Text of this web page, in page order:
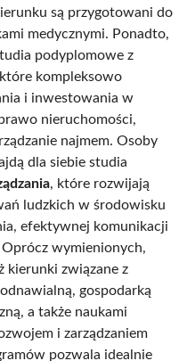
są przygotowani do
medycznymi. Ponadto,
podyplomowe z
kompleksowo
i inwestowania w
nieruchomości,
najmem. Osoby
dla siebie studia
, które rozwijają
ludzkich w środowisku
efektywnej komunikacji
wymienionych,
kierunki związane z
gospodarką
a także naukami
i zarządzaniem
pozwala idealnie